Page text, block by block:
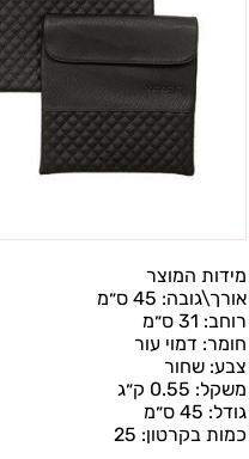
מידות המוצר
אורך\גובה: 45 ס״מ
רוחב: 31 ס״מ
חומר: דמוי עור
צבע: שחור
משקל: 0.55 ק״ג
גודל: 45 ס״מ
כמות בקרטון: 25